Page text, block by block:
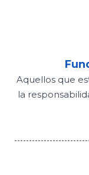
Aquellos que
la